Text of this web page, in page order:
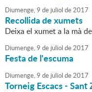
Diumenge,9 de juliol de2017
Recollida de xumets
Deixa el xumet a la mà
Diumenge,9 de juliol de2017
Festa de l'escuma
Diumenge,9 de juliol de2017
Torneig Escacs - Sant